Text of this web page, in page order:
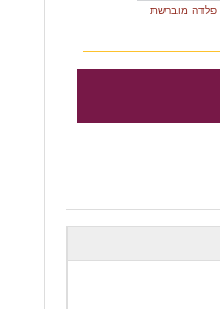
פלדה מוברשת